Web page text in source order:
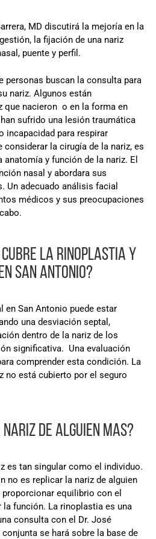
MD discutirá la mejoría en la
la fijación de una nariz
puente y perfil.
personas buscan la consulta para
nariz. Algunos están
que nacieron o en la forma en
sufrido una lesión traumática
incapacidad para respirar
considerar la cirugía de la nariz, es
y función de la nariz. El
nasal y abordara sus
Un adecuado análisis facial
médicos y sus preocupaciones
LA RINOPLASTIA Y
SAN ANTONIO?
en San Antonio puede estar
una desviación septal,
dentro de la nariz de los
significativa. Una evaluación
comprender esta condición. La
no está cubierto por el seguro
DE ALGUIEN MAS?
es tan singular como el individuo.
no es replicar la nariz de alguien
equilibrio con el
función. La rinoplastia es una
consulta con el Dr. José
conjunta se hará sobre la base de